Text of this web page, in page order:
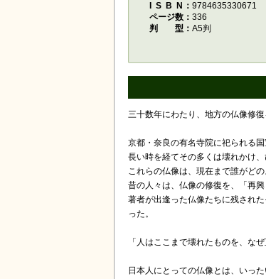
ISBN
9784635330671
ページ数
336
判型A5判
三十数年にわたり、地方の仏像修
京都・奈良の有名寺院に祀られる
長い時を経てその多くは壊れかけ
これらの仏像は、現在まで誰がど
昔の人々は、仏像の修復を、「再
著者が出逢った仏像たちに残され
った。
「人はここまで壊れたものを、な
日本人にとっての仏像とは、いっ